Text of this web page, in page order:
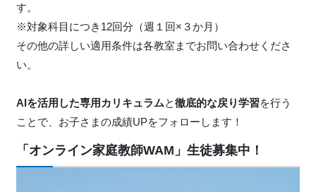
す。
※対象科目につき12回分（週１回×３か月）
その他の詳しい適用条件は各教室までお問い合わせくださ
い。
AIを活用した専用カリキュラムと徹底的な戻り学習を行う
ことで、お子さまの成績UPをフォローします！
「オンライン家庭教師WAM」生徒募集中！